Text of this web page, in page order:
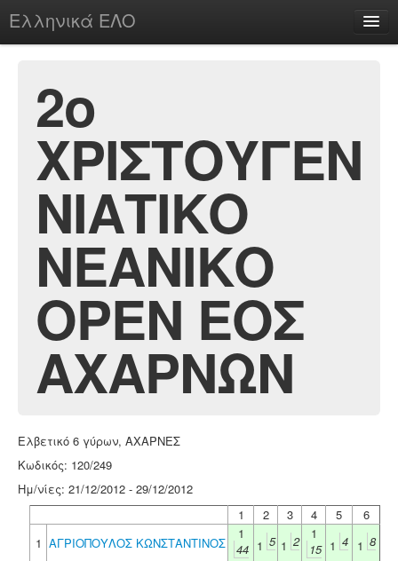
Ελληνικά ΕΛΟ
chesstu.be @ discord
Login
2ο
ΧΡΙΣΤΟΥΓΕΝ
ΝΙΑΤΙΚΟ
ΝΕΑΝΙΚΟ
ΟΡΕΝ ΕΟΣ
ΑΧΑΡΝΩΝ
Ελβετικό 6 γύρων, ΑΧΑΡΝΕΣ
Κωδικός: 120/249
Ημ/νίες: 21/12/2012 - 29/12/2012
1
2 3 4 5
6
1 ΑΓΡΙΟΠΟΥΛΟΣ ΚΩΝΣΤΑΝΤΙΝΟΣ
1
44 1 5 1 2
1
15 1 4 1 8